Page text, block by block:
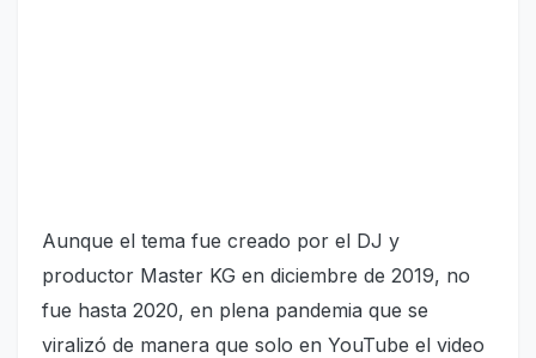
Aunque el tema fue crea­do por el DJ y
productor Master KG en diciembre de 2019, no
fue hasta 2020, en plena pandemia que se
viralizó de manera que so­lo en YouTube el video